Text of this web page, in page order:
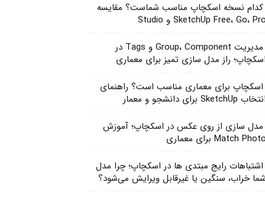
کدام نسخه اسکچاپ مناسب شماست؟ مقایسه
SketchUp Free، Go، Pro و Studio
مدیریت Group، Component و Tags در
اسکچاپ؛ راز مدل سازی تمیز برای معماری
اسکچاپ برای معماری مناسب است؟ راهنمای
انتخاب SketchUp برای دانشجو و معمار
مدل سازی از روی عکس در اسکچاپ؛ آموزش
Match Photo برای معماری
اشتباهات رایج مبتدی ها در اسکچاپ؛ چرا مدل
شما خراب، سنگین یا غیرقابل ویرایش می‌شود؟